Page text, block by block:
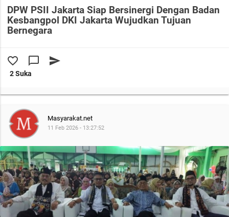
DPW PSII Jakarta Siap Bersinergi Dengan Badan
Kesbangpol DKI Jakarta Wujudkan Tujuan
Bernegara
favorite_border chat_bubble_outline send
2 Suka
Masyarakat.net
11 Feb 2026 - 13:27:52